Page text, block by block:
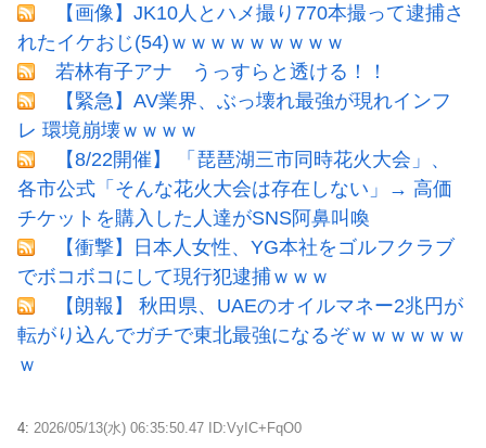
【画像】JK10人とハメ撮り770本撮って逮捕さ
れたイケおじ(54)ｗｗｗｗｗｗｗｗｗ
若林有子アナ うっすらと透ける！！
【緊急】AV業界、ぶっ壊れ最強が現れインフ
レ 環境崩壊ｗｗｗｗ
【8/22開催】 「琵琶湖三市同時花火大会」、
各市公式「そんな花火大会は存在しない」→ 高価
チケットを購入した人達がSNS阿鼻叫喚
【衝撃】日本人女性、YG本社をゴルフクラブ
でボコボコにして現行犯逮捕ｗｗｗ
【朗報】 秋田県、UAEのオイルマネー2兆円が
転がり込んでガチで東北最強になるぞｗｗｗｗｗｗ
ｗ
4: 2026/05/13(水) 06:35:50.47 ID:VyIC+FqO0